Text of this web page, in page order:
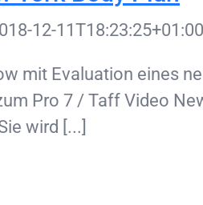
12-11T18:23:25+01:00
mit Evaluation eines
Pro 7 / Taff Video
wird [...]